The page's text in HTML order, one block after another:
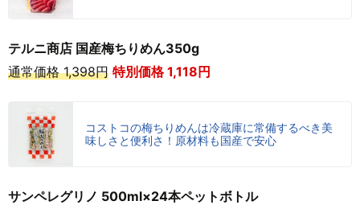
テルニ商店 国産梅ちりめん350g
通常価格 1,398円 特別価格 1,118円
コストコの梅ちりめんは冷蔵庫に常備するべき美
味しさと便利さ！原材料も国産で安心
サンペレグリノ 500ml×24本ペットボトル